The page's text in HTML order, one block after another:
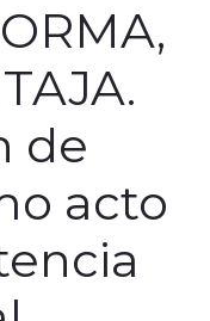
de
acto